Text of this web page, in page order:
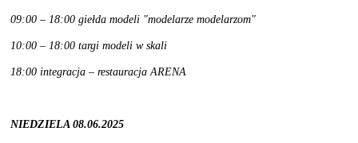
09:00 – 18:00 giełda modeli "modelarze modelarzom"
10:00 – 18:00 targi modeli w skali
18:00 integracja – restauracja ARENA
NIEDZIELA 08.06.2025